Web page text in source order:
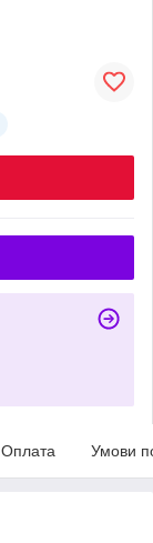
Оплата Умови